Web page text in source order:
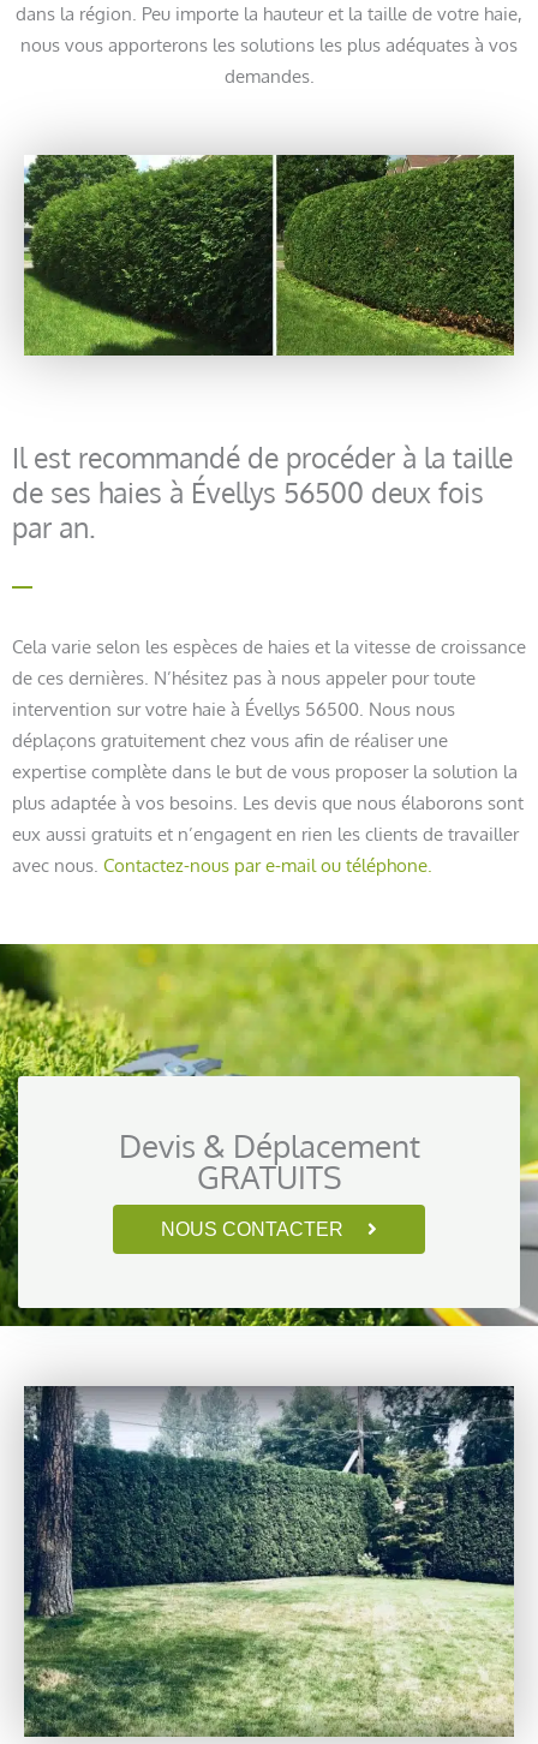
dans la région. Peu importe la hauteur et la taille de votre haie,
nous vous apporterons les solutions les plus adéquates à vos
demandes.
Il est recommandé de procéder à la taille
de ses haies à Évellys 56500 deux fois
par an.
Cela varie selon les espèces de haies et la vitesse de croissance
de ces dernières. N’hésitez pas à nous appeler pour toute
intervention sur votre haie à Évellys 56500. Nous nous
déplaçons gratuitement chez vous afin de réaliser une
expertise complète dans le but de vous proposer la solution la
plus adaptée à vos besoins. Les devis que nous élaborons sont
eux aussi gratuits et n’engagent en rien les clients de travailler
avec nous. Contactez-nous par e-mail ou téléphone.
Devis & Déplacement
GRATUITS
NOUS CONTACTER